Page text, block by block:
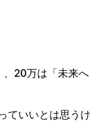
20万は「未来へ
ていいとは思うけ